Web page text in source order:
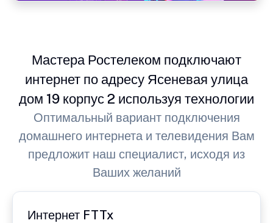
Мастера Ростелеком подключают
интернет по адресу Ясеневая улица
дом 19 корпус 2 используя технологии
Оптимальный вариант подключения
домашнего интернета и телевидения Вам
предложит наш специалист, исходя из
Ваших желаний
Интернет FTTx